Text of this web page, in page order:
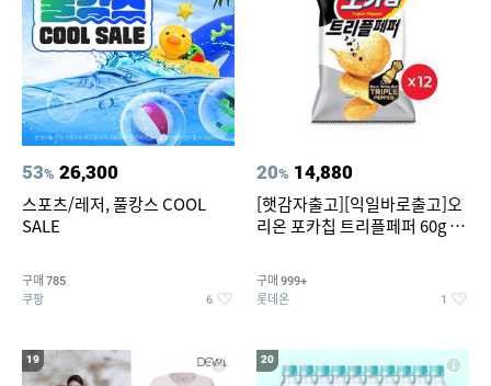
53% 26,300
스포츠/레저, 풀캉스 COOL
SALE
구매 785
쿠팡 6
20% 14,880
[햇감자출고][익일바로출고]오
리온 포카칩 트리플페퍼 60g 12
구매 999+
롯데온 1
19 20